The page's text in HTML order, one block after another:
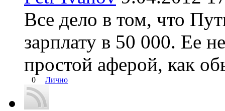
Все дело в том, что
зарплату в 50 000. Ее
простой аферой, как
0 Лично